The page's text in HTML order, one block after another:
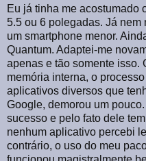
Eu já tinha me acostumado
5.5 ou 6 polegadas. Já nem
um smartphone menor.
Quantum. Adaptei-me
apenas e tão somente isso.
memória interna, o
aplicativos diversos que
Google, demorou um
sucesso e pelo fato dele
nenhum aplicativo percebi
contrário, o uso do meu